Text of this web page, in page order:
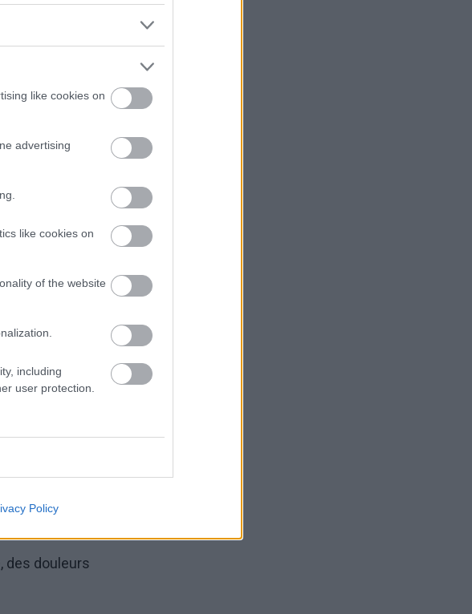
like cookies on
advertising
like cookies on
of the website
including
user protection.
Policy
liposolubles.
pas le
utile
d'au
également
que leur
négatif sur
jaunisse,
un
en
problèmes
normal
des douleurs